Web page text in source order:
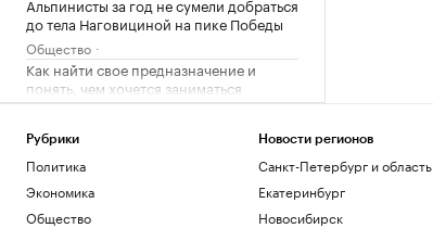
Альпинисты за год не сумели добраться
до тела Наговициной на пике Победы
Общество
Как найти свое предназначение и
понять, чем хочется заниматься
FT узнала о выборе ЕС — расширяться
«сейчас или никогда»
Политика
Почему доллар поднялся выше ₽82: 3
причины падения курса рубля
Рубрики
Политика
Экономика
Общество
Новости регионов
Санкт-Петербург и область
Екатеринбург
Новосибирск